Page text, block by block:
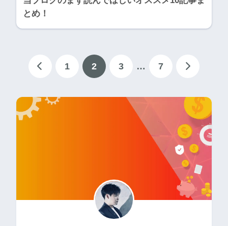
とめ！
1 2 3 … 7